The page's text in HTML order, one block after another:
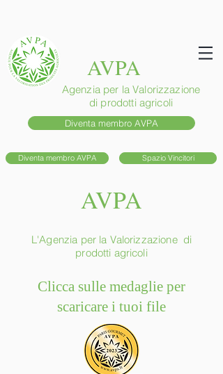
AVPA
Agenzia per la Valorizzazione
di prodotti agricoli
Diventa membro AVPA
Diventa membro AVPA Spazio Vincitori
AVPA
L'Agenzia per la Valorizzazione di
prodotti agricoli
Clicca sulle medaglie per
scaricare i tuoi file